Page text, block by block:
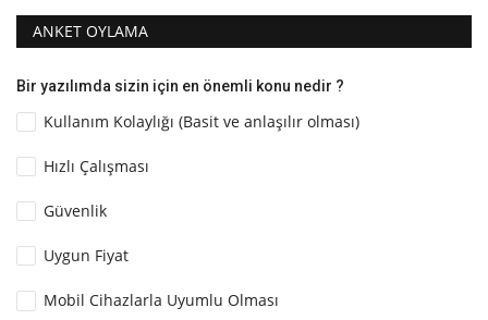
ANKET OYLAMA
Bir yazılımda sizin için en önemli konu nedir ?
Kullanım Kolaylığı (Basit ve anlaşılır olması)
Hızlı Çalışması
Güvenlik
Uygun Fiyat
Mobil Cihazlarla Uyumlu Olması